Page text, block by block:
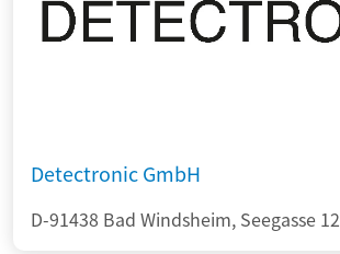
Detectronic GmbH
D-91438 Bad Windsheim, Seegasse 12